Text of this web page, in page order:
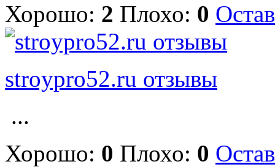
Хорошо: 2 Плохо: 0
stroypro52.ru отзывы
...
Хорошо: 0 Плохо: 0